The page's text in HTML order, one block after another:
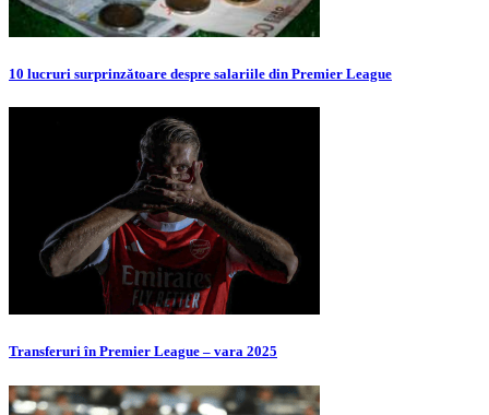
10 lucruri surprinzătoare despre salariile din Premier League
Transferuri în Premier League – vara 2025